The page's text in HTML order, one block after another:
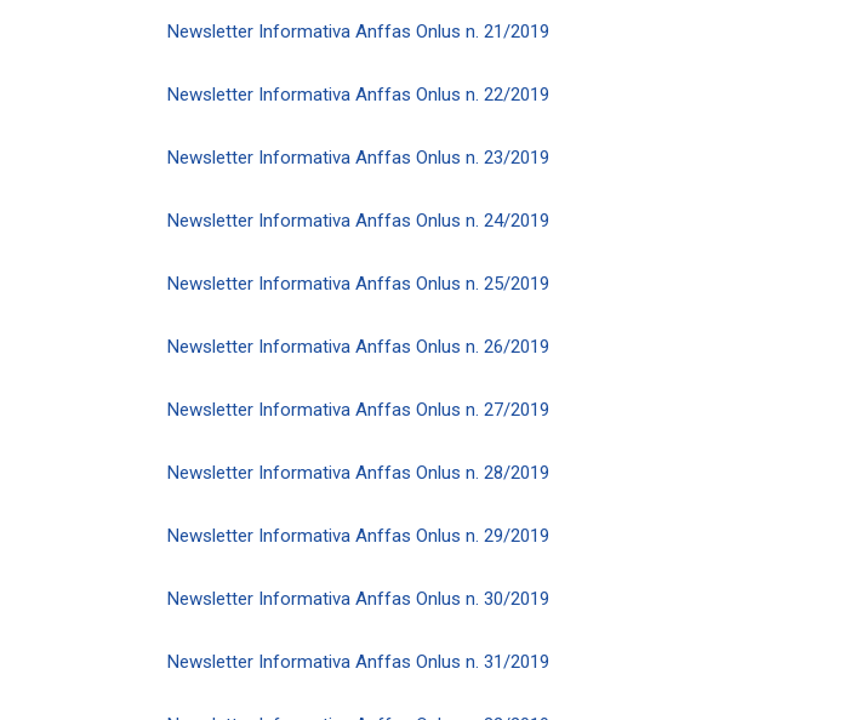
Newsletter Informativa Anffas Onlus n. 21/2019
Newsletter Informativa Anffas Onlus n. 22/2019
Newsletter Informativa Anffas Onlus n. 23/2019
Newsletter Informativa Anffas Onlus n. 24/2019
Newsletter Informativa Anffas Onlus n. 25/2019
Newsletter Informativa Anffas Onlus n. 26/2019
Newsletter Informativa Anffas Onlus n. 27/2019
Newsletter Informativa Anffas Onlus n. 28/2019
Newsletter Informativa Anffas Onlus n. 29/2019
Newsletter Informativa Anffas Onlus n. 30/2019
Newsletter Informativa Anffas Onlus n. 31/2019